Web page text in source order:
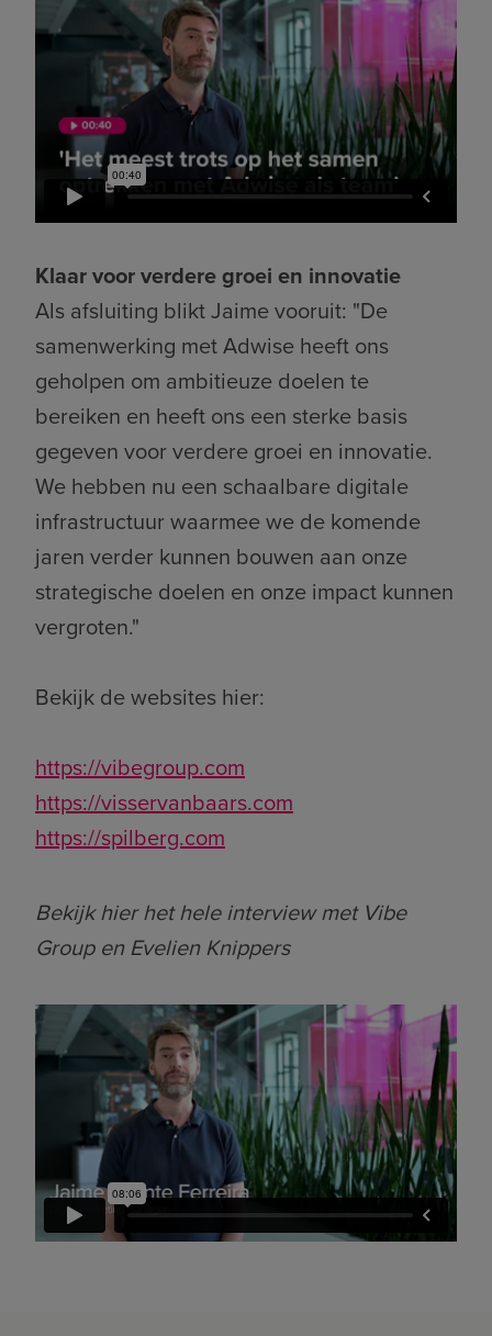
Klaar voor verdere groei en innovatie
Als afsluiting blikt Jaime vooruit: "De
samenwerking met Adwise heeft ons
geholpen om ambitieuze doelen te
bereiken en heeft ons een sterke basis
gegeven voor verdere groei en innovatie.
We hebben nu een schaalbare digitale
infrastructuur waarmee we de komende
jaren verder kunnen bouwen aan onze
strategische doelen en onze impact kunnen
vergroten."
Bekijk de websites hier:
https://vibegroup.com
https://visservanbaars.com
https://spilberg.com
Bekijk hier het hele interview met Vibe
Group en Evelien Knippers